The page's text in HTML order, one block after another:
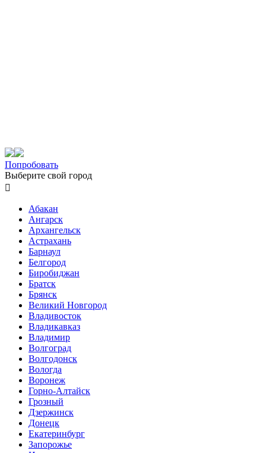
Попробовать
Выберите свой город

Абакан
Ангарск
Архангельск
Астрахань
Барнаул
Белгород
Биробиджан
Братск
Брянск
Великий Новгород
Владивосток
Владикавказ
Владимир
Волгоград
Волгодонск
Вологда
Воронеж
Горно-Алтайск
Грозный
Дзержинск
Донецк
Екатеринбург
Запорожье